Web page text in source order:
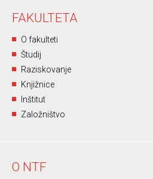
FAKULTETA
O fakulteti
Študij
Raziskovanje
Knjižnice
Inštitut
Založništvo
O NTF